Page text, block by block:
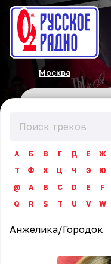
Москва
А Б В Г Д Е Ж
Т
Ф Х Ц Ч Э
Ю
@
A B C D E F
Q
R S T U V W
Анжелика/Городок